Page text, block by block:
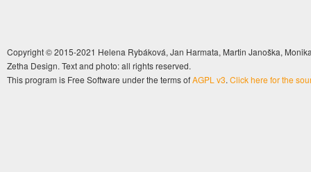
Copyright © 2015-2021 Helena Rybáková, Jan Harmata, Martin Janoška,
Zetha Design. Text and photo: all rights reserved.
This program is Free Software under the terms ofAGPL v3. Click here for the